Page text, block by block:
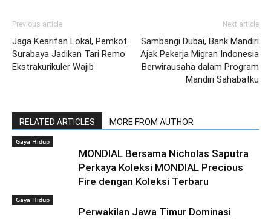
Previous article
Jaga Kearifan Lokal, Pemkot
Surabaya Jadikan Tari Remo
Ekstrakurikuler Wajib
Next article
Sambangi Dubai, Bank Mandiri
Ajak Pekerja Migran Indonesia
Berwirausaha dalam Program
Mandiri Sahabatku
RELATED ARTICLES MORE FROM AUTHOR
Gaya Hidup
MONDIAL Bersama Nicholas Saputra
Perkaya Koleksi MONDIAL Precious
Fire dengan Koleksi Terbaru
Gaya Hidup
Perwakilan Jawa Timur Dominasi